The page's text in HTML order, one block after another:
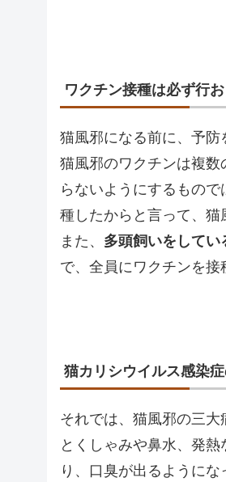
ワクチン接種は必ず行お
猫風邪になる前に、予防
猫風邪のワクチンは複
らないようにするもの
種したからと言って、猫
また、 多頭飼いをして
で、全員にワクチンを接
猫カリシウイルス感染
それでは、猫風邪の三
とくしゃみや鼻水、発
り、口臭が出るようにな